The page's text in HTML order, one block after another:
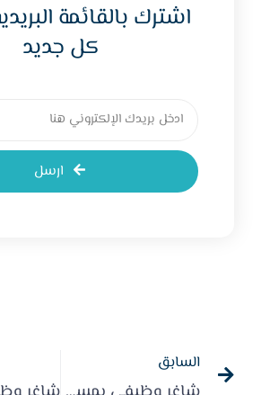
اشترك بالقائمة
كل جديد
ارسل
السابق